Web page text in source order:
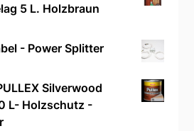
5 L. Holzbraun
- Power Splitter
Silverwood
L- Holzschutz -